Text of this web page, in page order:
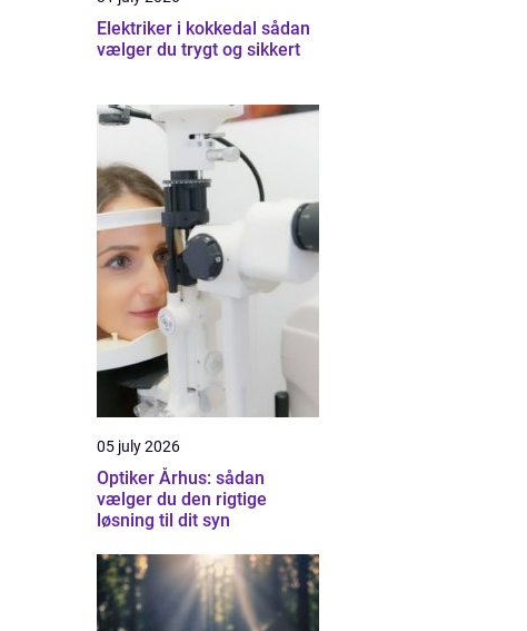
Elektriker i kokkedal sådan
vælger du trygt og sikkert
05 july 2026
Optiker Århus: sådan
vælger du den rigtige
løsning til dit syn